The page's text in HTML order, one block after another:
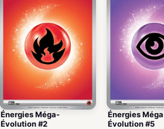
Énergies Méga-
Évolution #2
Énergies
Évolution #5